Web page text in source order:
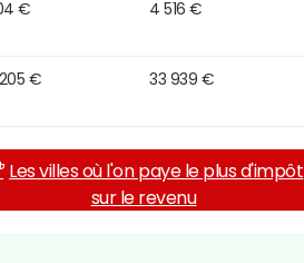
€ 4 516 €
€ 33 939 €
Les villes où l'on paye le plus d'impôt
sur le revenu